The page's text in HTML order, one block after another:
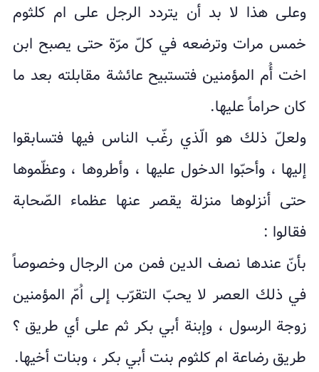
وعلى هذا لا بد أن یتردد الرجل على ام کلثوم
خمس مرات وترضعه في کلّ مرّة حتى یصبح ابن
اخت أُم المؤمنین فتستبیح عائشة مقابلته بعد ما
کان حراماً علیها.
ولعلّ ذلك هو الّذي رغّب الناس فيها فتسابقوا
إلیها ، وأحبّوا الدخول علیها ، وأطروها ، وعظّموها
حتى أنزلوها منزلة یقصر عنها عظماء الصّحابة
فقالوا :
بأنّ عندها نصف الدین فمن من الرجال وخصوصاً
في ذلك العصر لا یحبّ التقرّب إلى اُمّ المؤمنین
زوجة الرسول ، وإبنة أبي بکر ثم على أي طریق ؟
طریق رضاعة ام کلثوم بنت أبي بکر ، وبنات أخیها.